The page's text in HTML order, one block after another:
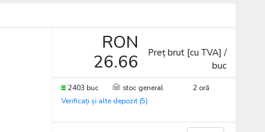
RON
26.66
Preț brut [cu TVA] /
buc
2403 buc stoc general
2 oră
Verificați și alte depozit (5)